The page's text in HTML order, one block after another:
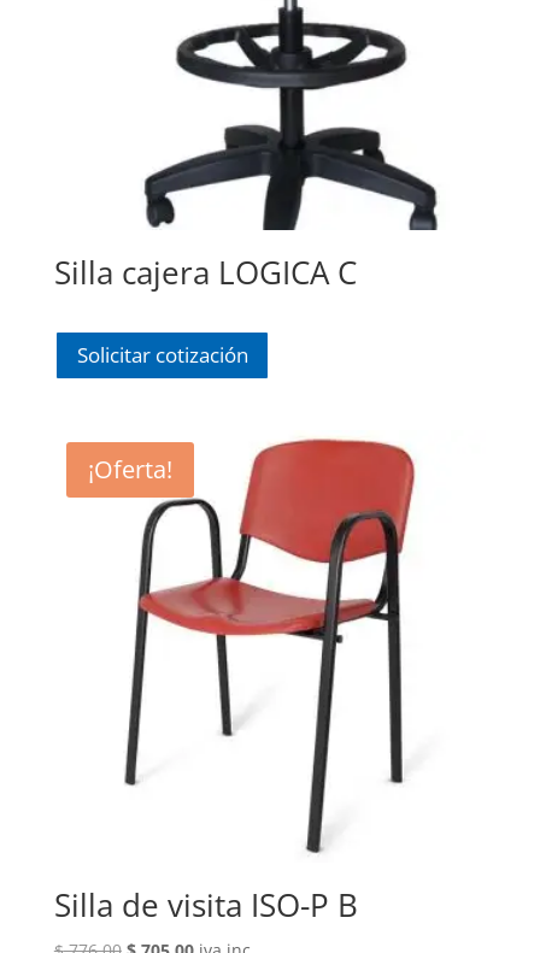
Silla cajera LOGICA C
Solicitar cotización
¡Oferta!
Silla de visita ISO-P B